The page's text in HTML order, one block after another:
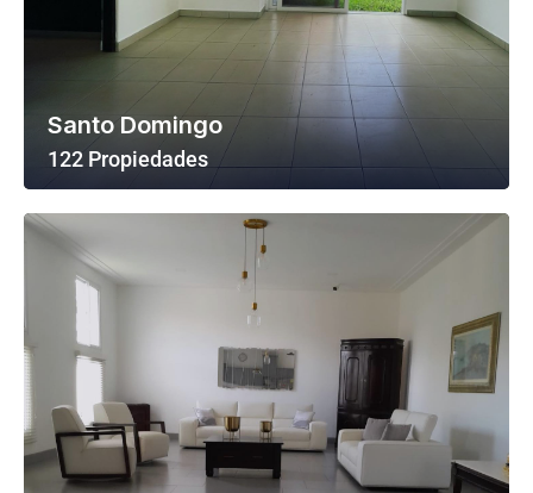
Santo Domingo
122 Propiedades
Ver Todas Las Propiedades